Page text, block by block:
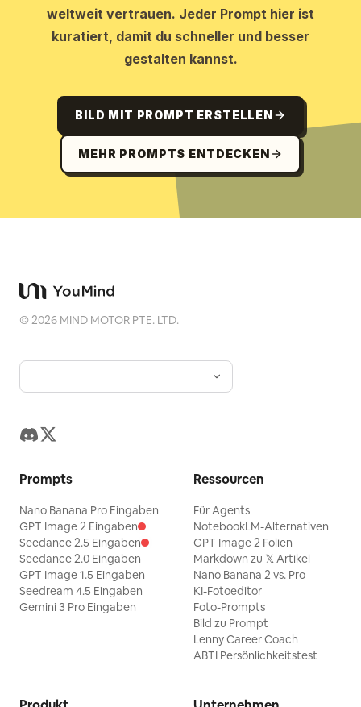
weltweit vertrauen. Jeder Prompt hier ist
kuratiert, damit du schneller und besser
gestalten kannst.
BILD MIT PROMPT ERSTELLEN
MEHR PROMPTS ENTDECKEN
©2026 MIND MOTOR PTE. LTD.
Prompts
Nano Banana Pro Eingaben
GPT Image 2 Eingaben
Seedance 2.5 Eingaben
Seedance 2.0 Eingaben
GPT Image 1.5 Eingaben
Seedream 4.5 Eingaben
Gemini 3 Pro Eingaben
Ressourcen
Für Agents
NotebookLM-Alternativen
GPT Image 2 Folien
Markdown zu 𝕏 Artikel
Nano Banana 2 vs. Pro
KI-Fotoeditor
Foto-Prompts
Bild zu Prompt
Lenny Career Coach
ABTI Persönlichkeitstest